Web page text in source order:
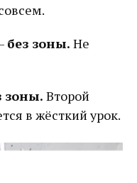
без зоны. Не
зоны. Второй
в жёсткий урок.